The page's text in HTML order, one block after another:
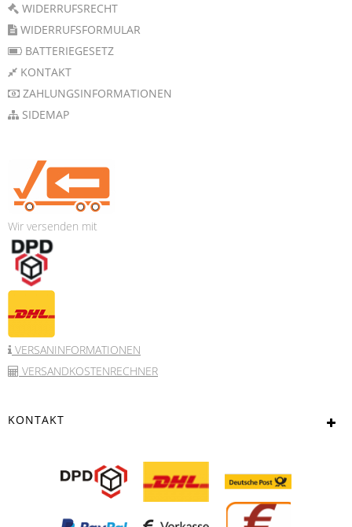
WIDERRUFSRECHT
WIDERRUFSFORMULAR
BATTERIEGESETZ
KONTAKT
ZAHLUNGSINFORMATIONEN
SIDEMAP
Wir versenden mit
VERSANINFORMATIONEN
VERSANDKOSTENRECHNER
KONTAKT